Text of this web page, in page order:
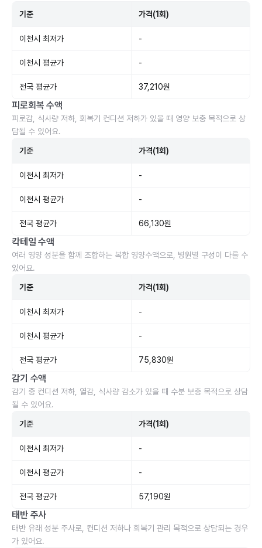
기준 가격(1회)
이천시 최저가 -
이천시 평균가 -
전국 평균가 37,210원
피로회복 수액
피로감, 식사량 저하, 회복기 컨디션 저하가 있을 때 영양 보충 목적으로 상
담될 수 있어요.
기준 가격(1회)
이천시 최저가 -
이천시 평균가 -
전국 평균가 66,130원
칵테일 수액
여러 영양 성분을 함께 조합하는 복합 영양수액으로, 병원별 구성이 다를 수
있어요.
기준 가격(1회)
이천시 최저가 -
이천시 평균가 -
전국 평균가 75,830원
감기 수액
감기 중 컨디션 저하, 열감, 식사량 감소가 있을 때 수분 보충 목적으로 상담
될 수 있어요.
기준 가격(1회)
이천시 최저가 -
이천시 평균가 -
전국 평균가 57,190원
태반 주사
태반 유래 성분 주사로, 컨디션 저하나 회복기 관리 목적으로 상담되는 경우
가 있어요.